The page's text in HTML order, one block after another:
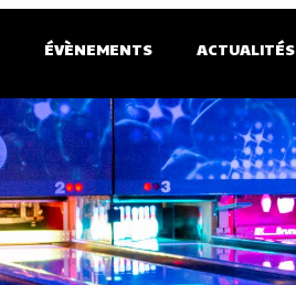
ÉVÈNEMENTS ACTUALITÉS